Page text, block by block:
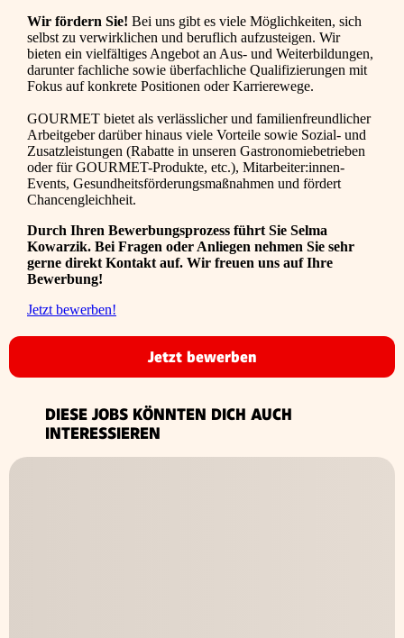
Wir fördern Sie! Bei uns gibt es viele Möglichkeiten, sich
selbst zu verwirklichen und beruflich aufzusteigen. Wir
bieten ein vielfältiges Angebot an Aus- und Weiterbildungen,
darunter fachliche sowie überfachliche Qualifizierungen mit
Fokus auf konkrete Positionen oder Karrierewege.
GOURMET bietet als verlässlicher und familienfreundlicher
Arbeitgeber darüber hinaus viele Vorteile sowie Sozial- und
Zusatzleistungen (Rabatte in unseren Gastronomiebetrieben
oder für GOURMET-Produkte, etc.), Mitarbeiter:innen-
Events, Gesundheitsförderungsmaßnahmen und fördert
Chancengleichheit.
Durch Ihren Bewerbungsprozess führt Sie Selma
Kowarzik. Bei Fragen oder Anliegen nehmen Sie sehr
gerne direkt Kontakt auf. Wir freuen uns auf Ihre
Bewerbung!
Jetzt bewerben!
Jetzt bewerben
DIESE JOBS KÖNNTEN DICH AUCH
INTERESSIEREN